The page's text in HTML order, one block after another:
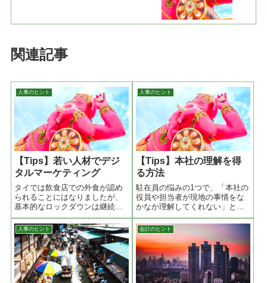
関連記事
人事のヒント
【Tips】若い人材でデジ
タルマーケティング
タイでは飲食店での外食が認め
られることにはなりましたが、
基本的なロックダウンは継続中
ですのでまだまだビジネスとし
ては動きづらい時期かと思いま
す。しかし、新しい人材は大学
からどんどん出てきます。タイ
では必要単位が取得できた段階
で社会に出るのが... (続く)
人事のヒント
【Tips】本社の理解を得
る方法
駐在員の悩みの1つで、「本社の
役員や担当者が現地の事情をな
かなか理解してくれない」とい
うのがあります。実際に現地に
いる駐在員がいくら説明しても
ただの言い訳と思われてしまう
現象です。誰かを説得したい場
合には、第三者に説明してもら
う、特に専門家... (続く)
人事のヒント 会計のヒント